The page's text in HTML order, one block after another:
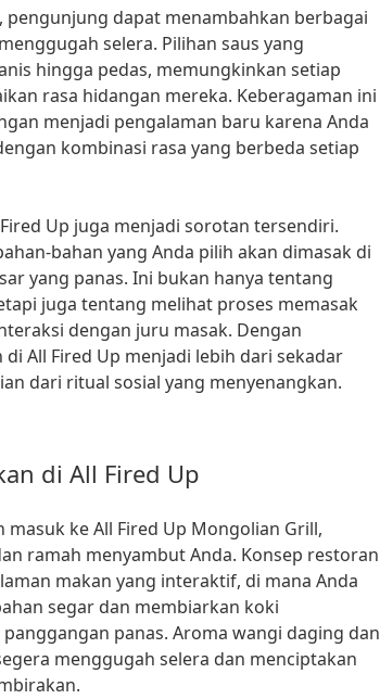
pengunjung dapat menambahkan berbagai
selera. Pilihan saus yang
hingga pedas, memungkinkan setiap
rasa hidangan mereka. Keberagaman ini
menjadi pengalaman baru karena Anda
kombinasi rasa yang berbeda setiap
Up juga menjadi sorotan tersendiri.
bahan yang Anda pilih akan dimasak di
yang panas. Ini bukan hanya tentang
juga tentang melihat proses memasak
dengan juru masak. Dengan
All Fired Up menjadi lebih dari sekadar
dari ritual sosial yang menyenangkan.
di All Fired Up
masuk ke All Fired Up Mongolian Grill,
ramah menyambut Anda. Konsep restoran
makan yang interaktif, di mana Anda
segar dan membiarkan koki
panas. Aroma wangi daging dan
menggugah selera dan menciptakan